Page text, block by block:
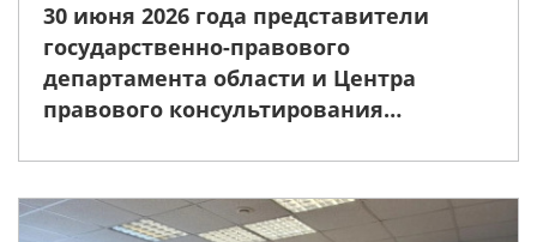
30 июня 2026 года представители
государственно-правового
департамента области и Центра
правового консультирования
медиативной направленности